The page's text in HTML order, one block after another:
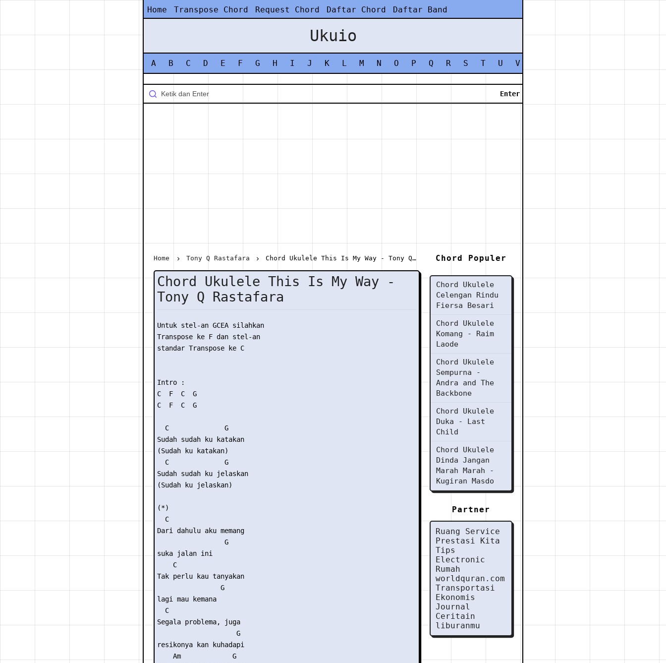
Home Transpose Chord Request Chord Daftar Chord Daftar Band
Ukuio
A B C D E F G H I J K L M N O P Q R S T U V
Home Tony Q Rastafara Chord Ukulele This Is My Way - Tony Q Rastafara
Chord Ukulele This Is My Way -
Tony Q Rastafara
Untuk stel-an GCEA silahkan
Transpose ke F dan stel-an
standar Transpose ke C
Intro :
C  F  C  G
C  F  C  G
  C              G
Sudah sudah ku katakan
(Sudah ku katakan)
  C              G
Sudah sudah ku jelaskan
(Sudah ku jelaskan)
(*)
  C
Dari dahulu aku memang
                 G
suka jalan ini
    C
Tak perlu kau tanyakan
                G
lagi mau kemana
  C
Segala problema, juga
                    G
resikonya kan kuhadapi
    Am             G
Chord Populer
Chord Ukulele
Celengan Rindu
Fiersa Besari
Chord Ukulele
Komang - Raim
Laode
Chord Ukulele
Sempurna -
Andra and The
Backbone
Chord Ukulele
Duka - Last
Child
Chord Ukulele
Dinda Jangan
Marah Marah -
Kugiran Masdo
Partner
Ruang Service
Prestasi Kita
Tips
Electronic
Rumah
worldquran.com
Transportasi
Ekonomis
Journal
Ceritain
liburanmu